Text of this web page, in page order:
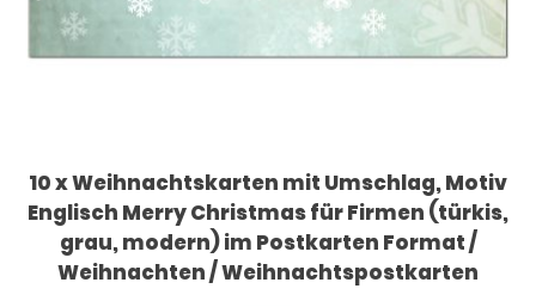
10 x Weihnachtskarten mit Umschlag, Motiv
Englisch Merry Christmas für Firmen (türkis,
grau, modern) im Postkarten Format /
Weihnachten / Weihnachtspostkarten